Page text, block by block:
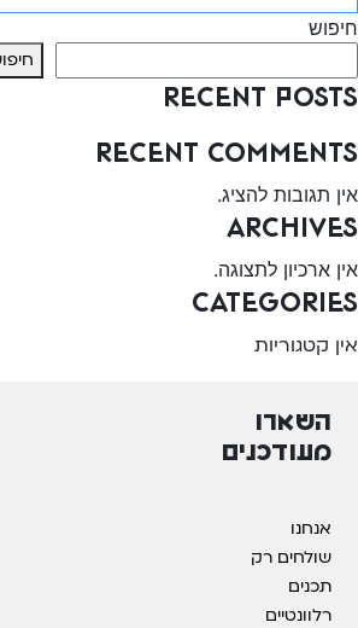
חיפוש
Recent Posts
Recent Comments
אין תגובות להציג.
Archives
אין ארכיון לתצוגה.
Categories
אין קטגוריות
השארו
מעודכנים
אנחנו
שולחים רק
תכנים
רלוונטיים